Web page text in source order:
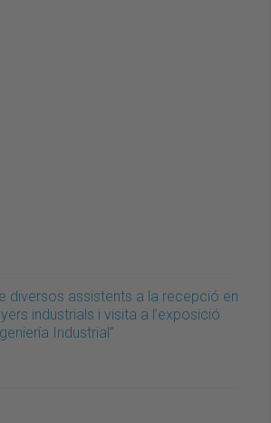
diversos assistents a la recepció en
industrials i visita a l’exposició
Industrial”